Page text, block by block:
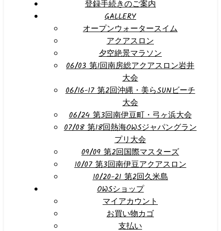
登録手続きのご案内
GALLERY
オープンウォータースイム
アクアスロン
夕空絶景マラソン
06/03 第1回南房総アクアスロン岩井
大会
06/16-17 第2回沖縄・美らSUNビーチ
大会
06/24 第3回南伊豆町・弓ヶ浜大会
07/08 第18回熱海OWSジャパングラン
プリ大会
09/09 第2回国際マスターズ
10/07 第3回南伊豆アクアスロン
10/20-21 第2回久米島
OWSショップ
マイアカウント
お買い物カゴ
支払い